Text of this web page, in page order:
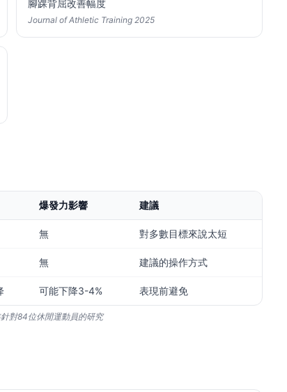
腳踝背屈改善幅度
Journal of Athletic Training 2025
爆發力影響 建議
無 對多數目標來說太短
無 建議的操作方式
可能下降3-4% 表現前避免
對84位休閒運動員的研究